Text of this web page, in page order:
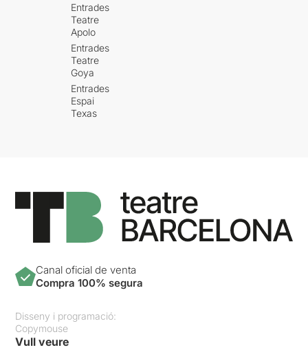
Entrades
Teatre
Apolo
Entrades
Teatre
Goya
Entrades
Espai
Texas
Canal oficial de venta
Compra 100% segura
Disseny i programació:
Copymouse
Vull veure